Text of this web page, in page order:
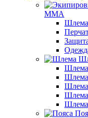
ММА
Шлема
Шлема
Шлема
Шлема